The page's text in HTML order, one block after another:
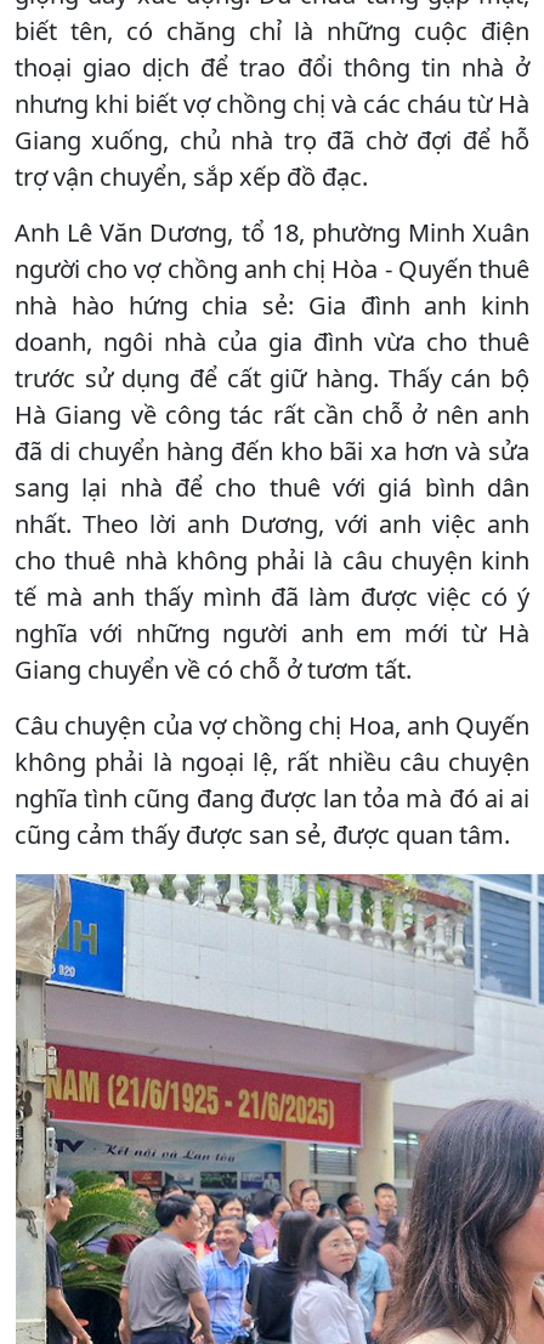
biết tên, có chăng chỉ là những cuộc điện
thoại giao dịch để trao đổi thông tin nhà ở
nhưng khi biết vợ chồng chị và các cháu từ Hà
Giang xuống, chủ nhà trọ đã chờ đợi để hỗ
trợ vận chuyển, sắp xếp đồ đạc.
Anh Lê Văn Dương, tổ 18, phường Minh Xuân
người cho vợ chồng anh chị Hòa - Quyến thuê
nhà hào hứng chia sẻ: Gia đình anh kinh
doanh, ngôi nhà của gia đình vừa cho thuê
trước sử dụng để cất giữ hàng. Thấy cán bộ
Hà Giang về công tác rất cần chỗ ở nên anh
đã di chuyển hàng đến kho bãi xa hơn và sửa
sang lại nhà để cho thuê với giá bình dân
nhất. Theo lời anh Dương, với anh việc anh
cho thuê nhà không phải là câu chuyện kinh
tế mà anh thấy mình đã làm được việc có ý
nghĩa với những người anh em mới từ Hà
Giang chuyển về có chỗ ở tươm tất.
Câu chuyện của vợ chồng chị Hoa, anh Quyến
không phải là ngoại lệ, rất nhiều câu chuyện
nghĩa tình cũng đang được lan tỏa mà đó ai ai
cũng cảm thấy được san sẻ, được quan tâm.